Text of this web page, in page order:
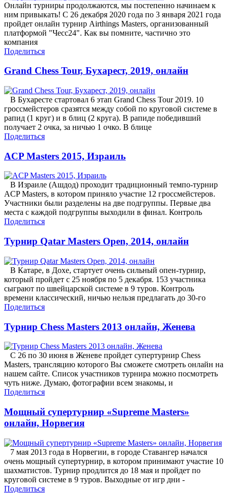
Онлайн турниры продолжаются, мы постепенно начинаем к
ним привыкать! С 26 декабря 2020 года по 3 января 2021 года
пройдет онлайн турнир Airthings Masters, организованный
платформой "Чесс24". Как вы помните, частично это
компания
Поделиться
Grand Chess Tour, Бухарест, 2019, онлайн
В Бухаресте стартовал 6 этап Grand Chess Tour 2019. 10
гроссмейстеров сразятся между собой по круговой системе в
рапид (1 круг) и в блиц (2 круга). В рапиде победивший
получает 2 очка, за ничью 1 очко. В блице
Поделиться
ACP Masters 2015, Израиль
В Израиле (Ашдод) проходит традиционный темпо-турнир
ACP Masters, в котором приняло участие 12 гроссмейстеров.
Участники были разделены на две подгруппы. Первые два
места с каждой подгруппы выходили в финал. Контроль
Поделиться
Турнир Qatar Masters Open, 2014, онлайн
В Катаре, в Дохе, стартует очень сильный опен-турнир,
который пройдет с 25 ноября по 5 декабря. 153 участника
сыграют по швейцарской системе в 9 туров. Контроль
времени классический, ничью нельзя предлагать до 30-го
Поделиться
Турнир Chess Masters 2013 онлайн, Женева
С 26 по 30 июня в Женеве пройдет супертурнир Chess
Masters, трансляцию которого Вы сможете смотреть онлайн на
нашем сайте. Список участников турнира можно посмотреть
чуть ниже. Думаю, фотографии всем знакомы, и
Поделиться
Мощный супертурнир «Supreme Masters»
онлайн, Норвегия
7 мая 2013 года в Норвегии, в городе Ставангер начался
очень мощный супертурнир, в котором принимают участие 10
шахматистов. Турнир продлится до 18 мая и пройдет по
круговой системе в 9 туров. Выходные от игр дни -
Поделиться